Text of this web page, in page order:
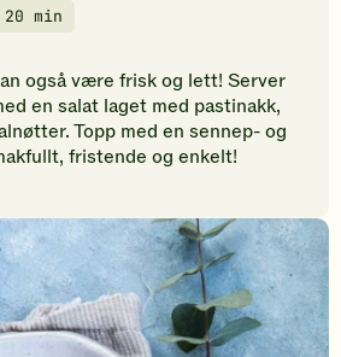
20 min
også være frisk og lett! Server
en salat laget med pastinakk,
Topp med en sennep- og
fristende og enkelt!